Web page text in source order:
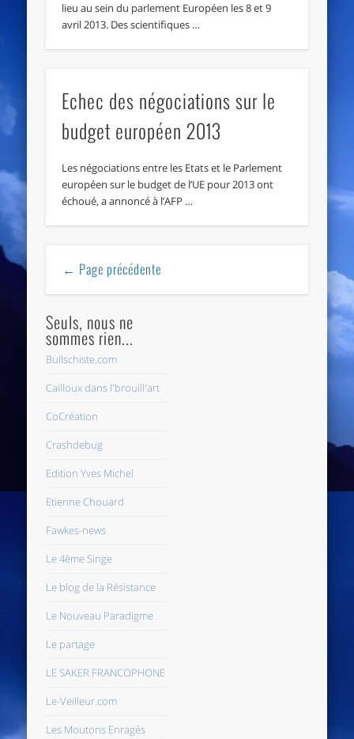
lieu au sein du parlement Européen les 8 et 9
avril 2013. Des scientifiques …
Echec des négociations sur le
budget européen 2013
Les négociations entre les Etats et le Parlement
européen sur le budget de l’UE pour 2013 ont
échoué, a annoncé à l’AFP …
← Page précédente
Seuls, nous ne
sommes rien...
Bullschiste.com
Cailloux dans l'brouill'art
CoCréation
Crashdebug
Edition Yves Michel
Etienne Chouard
Fawkes-news
Le 4ème Singe
Le blog de la Résistance
Le Nouveau Paradigme
Le partage
LE SAKER FRANCOPHONE
Le-Veilleur.com
Les Moutons Enragés